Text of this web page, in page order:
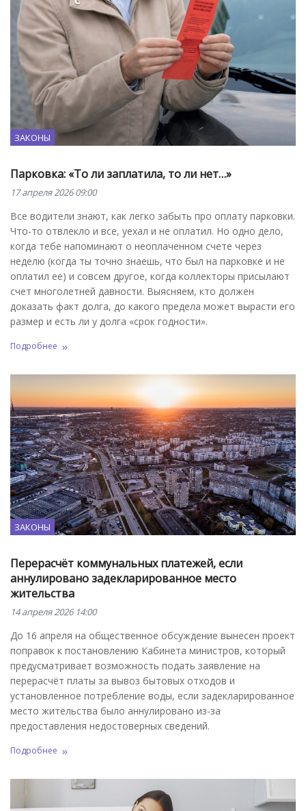
ЗАКОНЫ
Парковка: «То ли заплатила, то ли нет…»
17 апреля 2026 09:00
Все водители знают, как легко забыть про оплату парковки.
Что-то отвлекло и все, уехал и не оплатил. Но одно дело,
когда тебе напоминают о неоплаченном счете через
неделю (когда ты точно знаешь, что был на парковке и не
оплатил ее) и совсем другое, когда коллекторы присылают
счет многолетней давности. Выясняем, кто должен
доказать факт долга, до какого предела может вырасти его
размер и есть ли у долга «срок годности».
Подробнее
ЗАКОНЫ
Перерасчёт коммунальных платежей, если
аннулировано задекларированное место
жительства
14 апреля 2026 14:00
До 16 апреля на общественное обсуждение вынесен проект
поправок к постановлению Кабинета министров, который
предусматривает возможность подать заявление на
перерасчёт платы за вывоз бытовых отходов и
установленное потребление воды, если задекларированное
место жительства было аннулировано из-за
предоставления недостоверных сведений.
Подробнее